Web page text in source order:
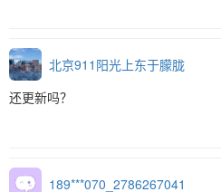
北京911阳光上东于朦胧
还更新吗？
189***070_2786267041